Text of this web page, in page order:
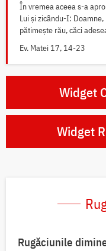
În vremea aceea s-a
Lui și zicându-I:
pătimește rău, căci
Ev. Matei 17, 14-23
Widget
Widget
Rugăciunile